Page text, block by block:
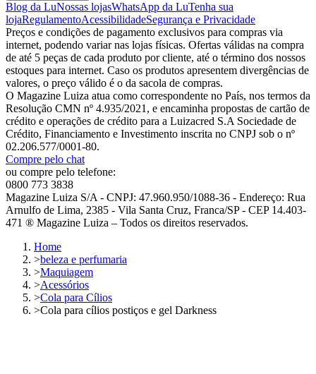
Blog da LuNossas lojasWhatsApp da LuTenha sua
lojaRegulamentoAcessibilidadeSegurança e Privacidade
Preços e condições de pagamento exclusivos para compras via
internet, podendo variar nas lojas físicas. Ofertas válidas na compra
de até 5 peças de cada produto por cliente, até o término dos nossos
estoques para internet. Caso os produtos apresentem divergências de
valores, o preço válido é o da sacola de compras.
O Magazine Luiza atua como correspondente no País, nos termos da
Resolução CMN nº 4.935/2021, e encaminha propostas de cartão de
crédito e operações de crédito para a Luizacred S.A Sociedade de
Crédito, Financiamento e Investimento inscrita no CNPJ sob o nº
02.206.577/0001-80.
Compre pelo chat
ou compre pelo telefone:
0800 773 3838
Magazine Luiza S/A - CNPJ: 47.960.950/1088-36 - Endereço: Rua
Arnulfo de Lima, 2385 - Vila Santa Cruz, Franca/SP - CEP 14.403-
471 ® Magazine Luiza – Todos os direitos reservados.
Home
>beleza e perfumaria
>Maquiagem
>Acessórios
>Cola para Cílios
>Cola para cílios postiços e gel Darkness